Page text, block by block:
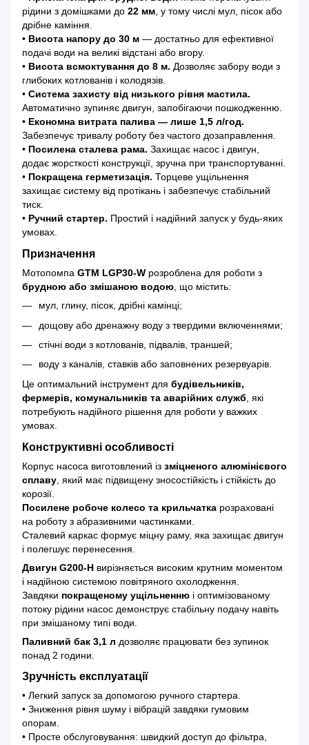
рідини з домішками до 22 мм, у тому числі мул, пісок або
дрібне каміння.
• Висота напору до 30 м — достатньо для ефективної
подачі води на великі відстані або вгору.
• Висота всмоктування до 8 м. Дозволяє забору води з
глибоких котлованів і колодязів.
• Система захисту від низького рівня мастила.
Автоматично зупиняє двигун, запобігаючи пошкодженню.
• Економна витрата палива — лише 1,5 л/год.
Забезпечує тривалу роботу без частого дозаправлення.
• Посилена сталева рама. Захищає насос і двигун,
додає жорсткості конструкції, зручна при транспортуванні.
• Покращена герметизація. Торцеве ущільнення
захищає систему від протікань і забезпечує стабільний
тиск.
• Ручний стартер. Простий і надійний запуск у будь-яких
умовах.
Призначення
Мотопомпа GTM LGP30-W розроблена для роботи з
брудною або змішаною водою , що містить:
мул, глину, пісок, дрібні камінці;
дощову або дренажну воду з твердими включеннями;
стічні води з котлованів, підвалів, траншей;
воду з каналів, ставків або заповнених резервуарів.
Це оптимальний інструмент для будівельників,
фермерів, комунальників та аварійних служб , які
потребують надійного рішення для роботи у важких
умовах.
Конструктивні особливості
Корпус насоса виготовлений із зміцненого алюмінієвого
сплаву , який має підвищену зносостійкість і стійкість до
корозії.
Посилене робоче колесо та крильчатка розраховані
на роботу з абразивними частинками.
Сталевий каркас формує міцну раму, яка захищає двигун
і полегшує перенесення.
Двигун G200-H вирізняється високим крутним моментом
і надійною системою повітряного охолодження.
Завдяки покращеному ущільненню і оптимізованому
потоку рідини насос демонструє стабільну подачу навіть
при змішаному типі води.
Паливний бак 3,1 л дозволяє працювати без зупинок
понад 2 години.
Зручність експлуатації
• Легкий запуск за допомогою ручного стартера.
• Зниження рівня шуму і вібрацій завдяки гумовим
опорам.
• Просте обслуговування: швидкий доступ до фільтра,